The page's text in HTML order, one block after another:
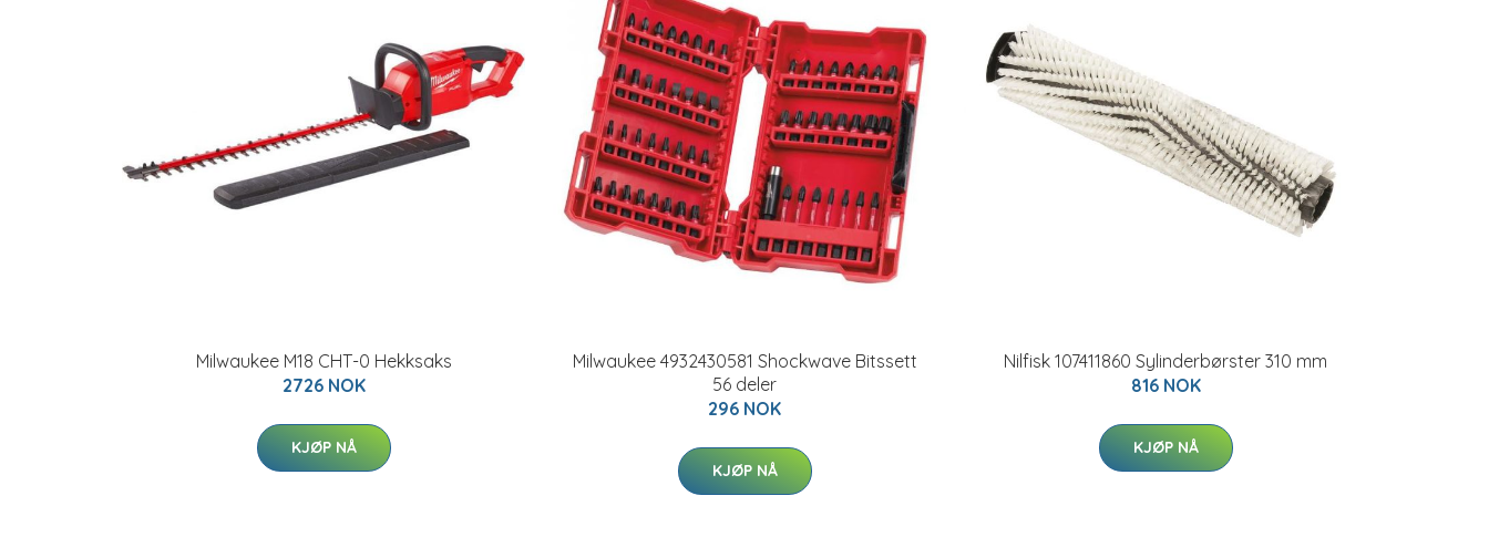
Milwaukee M18 CHT-0 Hekksaks
2726 NOK
KJØP NÅ
Milwaukee 4932430581 Shockwave Bitssett
56 deler
296 NOK
KJØP NÅ
Nilfisk 107411860 Sylinderbørster 310 mm
816 NOK
KJØP NÅ